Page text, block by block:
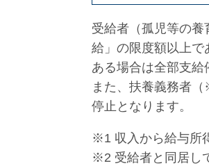
受給者（孤児等の
給」の限度額以上
ある場合は全部支給
また、扶養義務者
停止となります。
※1 収入から給与所
※2 受給者と同居し